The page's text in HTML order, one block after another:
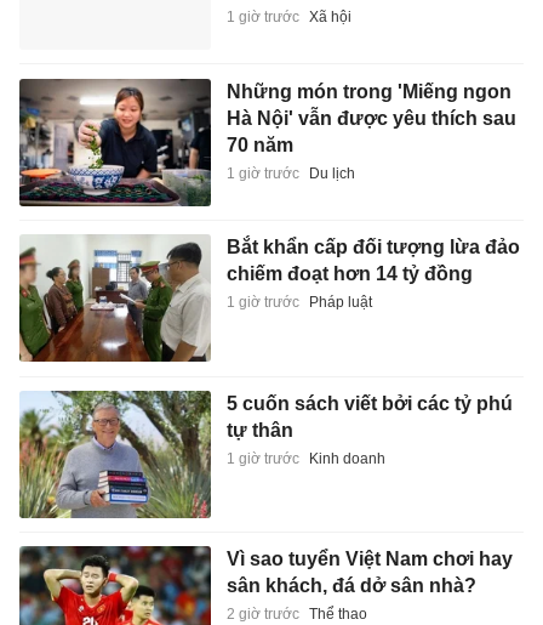
1 giờ trước Xã hội
Những món trong 'Miếng ngon
Hà Nội' vẫn được yêu thích sau
70 năm
1 giờ trước Du lịch
Bắt khẩn cấp đối tượng lừa đảo
chiếm đoạt hơn 14 tỷ đồng
1 giờ trước Pháp luật
5 cuốn sách viết bởi các tỷ phú
tự thân
1 giờ trước Kinh doanh
Vì sao tuyển Việt Nam chơi hay
sân khách, đá dở sân nhà?
2 giờ trước Thể thao